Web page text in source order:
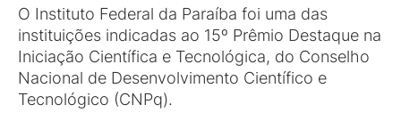
O Instituto Federal da Paraíba foi uma das
instituições indicadas ao 15º Prêmio Destaque na
Iniciação Científica e Tecnológica, do Conselho
Nacional de Desenvolvimento Científico e
Tecnológico (CNPq).